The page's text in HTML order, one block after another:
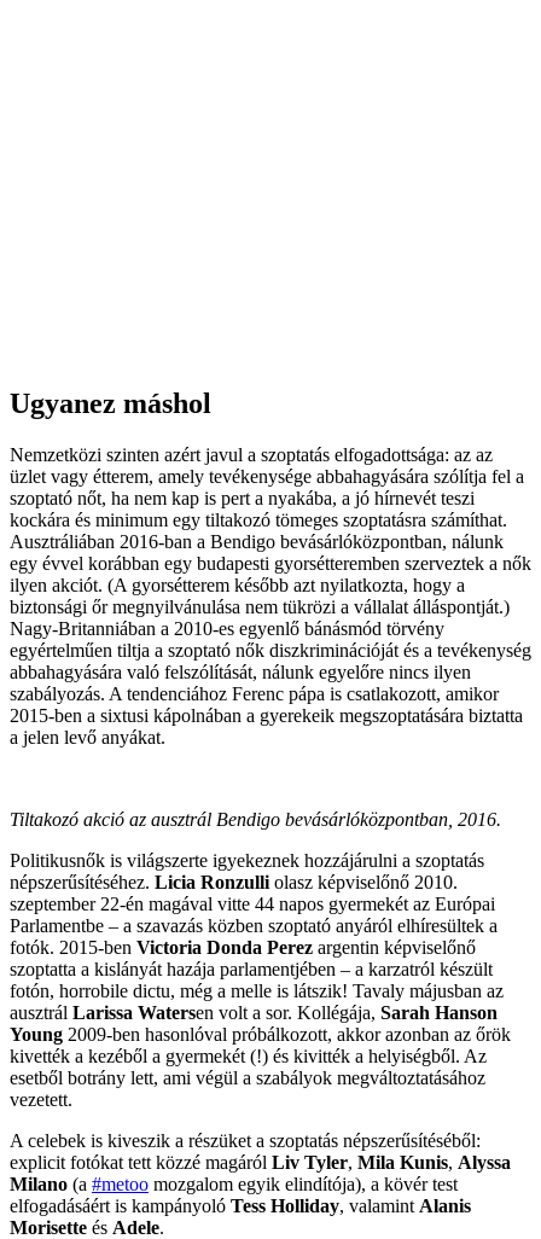
Ugyanez máshol
Nemzetközi szinten azért javul a szoptatás elfogadottsága: az az
üzlet vagy étterem, amely tevékenysége abbahagyására szólítja fel a
szoptató nőt, ha nem kap is pert a nyakába, a jó hírnevét teszi
kockára és minimum egy tiltakozó tömeges szoptatásra számíthat.
Ausztráliában 2016-ban a Bendigo bevásárlóközpontban, nálunk
egy évvel korábban egy budapesti gyorsétteremben szerveztek a nők
ilyen akciót. (A gyorsétterem később azt nyilatkozta, hogy a
biztonsági őr megnyilvánulása nem tükrözi a vállalat álláspontját.)
Nagy-Britanniában a 2010-es egyenlő bánásmód törvény
egyértelműen tiltja a szoptató nők diszkriminációját és a tevékenység
abbahagyására való felszólítását, nálunk egyelőre nincs ilyen
szabályozás. A tendenciához Ferenc pápa is csatlakozott, amikor
2015-ben a sixtusi kápolnában a gyerekeik megszoptatására biztatta
a jelen levő anyákat.
Tiltakozó akció az ausztrál Bendigo bevásárlóközpontban, 2016.
Politikusnők is világszerte igyekeznek hozzájárulni a szoptatás
népszerűsítéséhez. Licia Ronzulli olasz képviselőnő 2010.
szeptember 22-én magával vitte 44 napos gyermekét az Európai
Parlamentbe – a szavazás közben szoptató anyáról elhíresültek a
fotók. 2015-ben Victoria Donda Perez argentin képviselőnő
szoptatta a kislányát hazája parlamentjében – a karzatról készült
fotón, horrobile dictu, még a melle is látszik! Tavaly májusban az
ausztrál Larissa Watersen volt a sor. Kollégája, Sarah Hanson
Young 2009-ben hasonlóval próbálkozott, akkor azonban az őrök
kivették a kezéből a gyermekét (!) és kivitték a helyiségből. Az
esetből botrány lett, ami végül a szabályok megváltoztatásához
vezetett.
A celebek is kiveszik a részüket a szoptatás népszerűsítéséből:
explicit fotókat tett közzé magáról Liv Tyler, Mila Kunis, Alyssa
Milano (a #metoo mozgalom egyik elindítója), a kövér test
elfogadásáért is kampányoló Tess Holliday, valamint Alanis
Morisette és Adele.